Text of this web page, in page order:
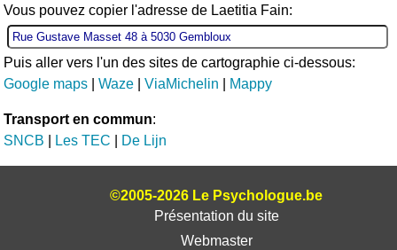
Vous pouvez copier l'adresse de Laetitia Fain:
Puis aller vers l'un des sites de cartographie ci-dessous:
Google maps |Waze |ViaMichelin Mappy
Transport en commun:
SNCB
Les TEC De Lijn
©2005-2026 Le Psychologue.be
Présentation du site
Webmaster